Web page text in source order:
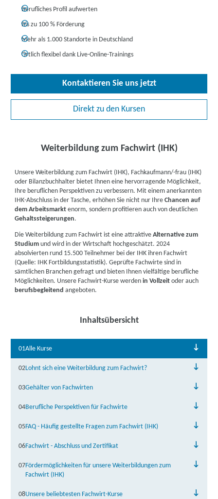
Berufliches Profil aufwerten
Bis zu 100 % Förderung
Mehr als 1.000 Standorte in Deutschland
Örtlich flexibel dank Live-Online-Trainings
Kontaktieren Sie uns jetzt
Direkt zu den Kursen
Weiterbildung zum Fachwirt (IHK)
Unsere Weiterbildung zum Fachwirt (IHK), Fachkaufmann/-frau (IHK)
oder Bilanzbuchhalter bietet Ihnen eine hervorragende Möglichkeit,
Ihre beruflichen Perspektiven zu verbessern. Mit einem anerkannten
IHK-Abschluss in der Tasche, erhöhen Sie nicht nur IhreChancen auf
dem Arbeitsmarkt enorm, sondern profitieren auch von deutlichen
Gehaltssteigerungen.
Die Weiterbildung zum Fachwirt ist eine attraktiveAlternative zum
Studium und wird in der Wirtschaft hochgeschätzt. 2024
absolvierten rund 15.500 Teilnehmer bei der IHK ihren Fachwirt
(Quelle: IHK Fortbildungsstatistik). Geprüfte Fachwirte sind in
sämtlichen Branchen gefragt und bieten Ihnen vielfältige berufliche
Möglichkeiten. Unsere Fachwirt-Kurse werdenin Vollzeit oder auch
berufsbegleitend angeboten.
Inhaltsübersicht
01Alle Kurse
02Lohnt sich eine Weiterbildung zum Fachwirt?
03Gehälter von Fachwirten
04Berufliche Perspektiven für Fachwirte
05FAQ - Häufig gestellte Fragen zum Fachwirt (IHK)
06Fachwirt - Abschluss und Zertifikat
07Fördermöglichkeiten für unsere Weiterbildungen zum
Fachwirt (IHK)
08Unsere beliebtesten Fachwirt-Kurse